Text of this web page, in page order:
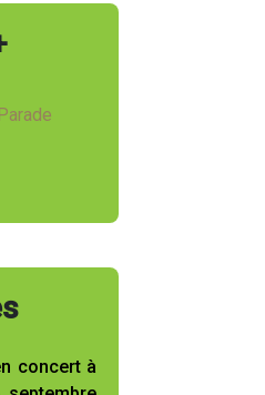
concert à